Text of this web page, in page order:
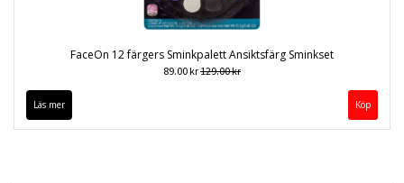
FaceOn 12 färgers Sminkpalett Ansiktsfärg Sminkset
89.00 kr129.00 kr
Läs mer